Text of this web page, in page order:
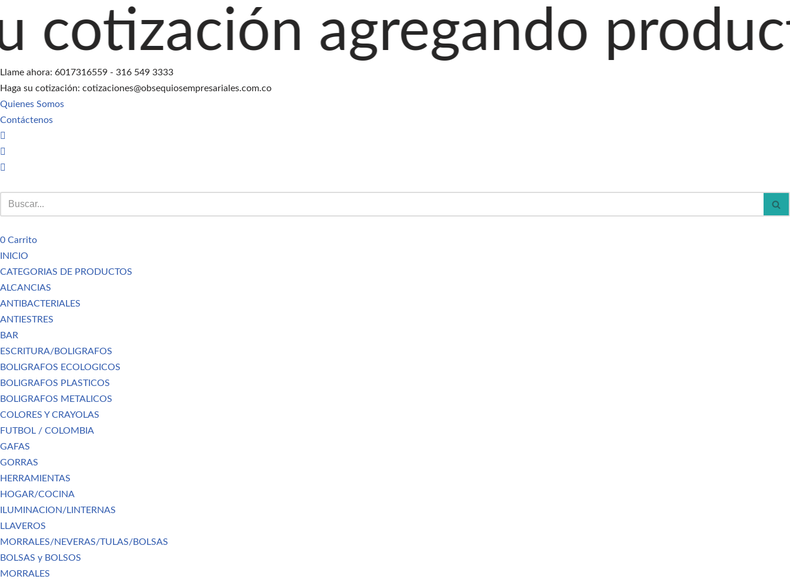
al
agregando productos al
Llame ahora: 6017316559 - 316 549 3333
Haga su cotización: cotizaciones@obsequiosempresariales.com.co
Quienes Somos
Contáctenos
0 Carrito
INICIO
CATEGORIAS DE PRODUCTOS
ALCANCIAS
ANTIBACTERIALES
ANTIESTRES
BAR
ESCRITURA/BOLIGRAFOS
BOLIGRAFOS ECOLOGICOS
BOLIGRAFOS PLASTICOS
BOLIGRAFOS METALICOS
COLORES Y CRAYOLAS
FUTBOL / COLOMBIA
GAFAS
GORRAS
HERRAMIENTAS
HOGAR/COCINA
ILUMINACION/LINTERNAS
LLAVEROS
MORRALES/NEVERAS/TULAS/BOLSAS
BOLSAS y BOLSOS
MORRALES